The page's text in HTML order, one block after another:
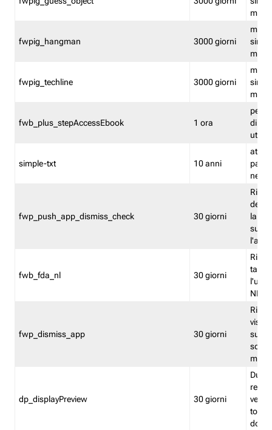
fwpig_hangman 3000 giorni
fwpig_techline 3000 giorni
fwb_plus_stepAccessEbook 1 ora
di un
simple-txt 10 anni
attiva
fwp_push_app_dismiss_check 30 giorni
la
fwb_fda_nl 30 giorni
NL
fwp_dismiss_app 30 giorni
visto
dp_displayPreview 30 giorni
torna
dopo